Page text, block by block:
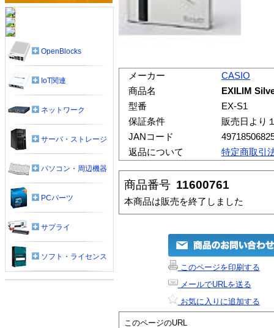
メーカー
CASIO
商品名
EXILIM
型番
EX-S1
保証条件
販売日より
JANコード
返品について
特定商取引
商品番号 11600761
本商品は販売を終了しました
このページを印刷する
メールでURLを送る
お気に入りに追加する
このページのURL
OpenBlocks
IoT関連
ネットワーク
サーバ・ストレージ
パソコン・周辺機器
PCパーツ
サプライ
ソフト・ライセンス